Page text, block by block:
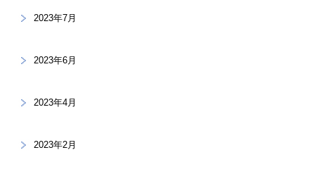
2023年7月
2023年6月
2023年4月
2023年2月